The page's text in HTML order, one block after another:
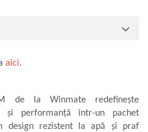
aici.
M de la Winmate redefinește
și performanță într-un pachet
design rezistent la apă și praf